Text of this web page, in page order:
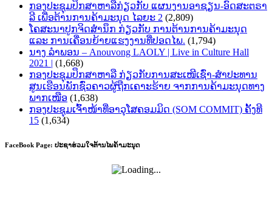
ກອງປະຊຸມປຶກສາຫາລືກ່ຽວກັບ ແຜນງານອາຊຽນ-ອົດສະຕຣາ
ລີ ເພື່ອຕ້ານການຄ້າມະນຸດ ໄລຍະ 2 (2,809)
ໂຄສະນາປູກຈິດສຳນຶກ ກ່ຽວກັບ ການຕ້ານການຄ້າມະນຸດ
ແລະ ການເຄື່ອນຍ້າຍແຮງງານທີ່ປອດໄພ. (1,794)
ນາງ ລຳພອນ – Anouvong LAOLY | Live in Culture Hall
2021 | (1,668)
ກອງປະຊຸມປຶກສາຫາລື ກ່ຽວກັບການສະເໜີເຊົ່າ-ສໍາປະທານ
ສູນເຮືອນພັກຊົ່ວຄາວຜູ້ຖືກເຄາະຮ້າຍ ຈາກການຄ້າມະນຸດທາງ
ພາກເໜືອ (1,638)
ກອງປະຊຸມເຈົ້າໜ້າທີ່ອາວຸໂສຄອມມິດ (SOM COMMIT) ຄັ້ງທີ
15 (1,634)
FaceBook Page: ປະຊາຮ່ວມໃຈຕ້ານໄພຄ້າມະນຸດ